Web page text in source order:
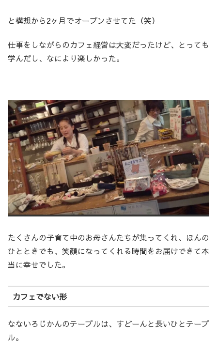
と構想から2ヶ月でオープンさせてた（笑）
仕事をしながらのカフェ経営は大変だったけど、とっても
学んだし、なにより楽しかった。
たくさんの子育て中のお母さんたちが集ってくれ、ほんの
ひとときでも、笑顔になってくれる時間をお届けできて本
当に幸せでした。
カフェでない形
なないろじかんのテーブルは、すどーんと長いひとテーブ
ル。